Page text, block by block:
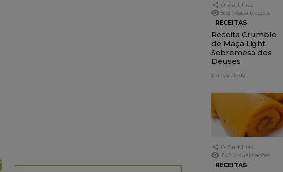
0 Partilhas
593 Visualizações
RECEITAS
Receita Crumble
de Maça Light,
Sobremesa dos
Deuses
5 anos atrás
0 Partilhas
742 Visualizações
RECEITAS